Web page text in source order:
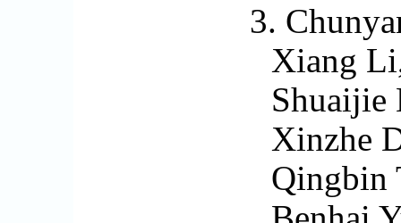
3.
Xiang
Shuaijie
Xinzhe
Qingbin